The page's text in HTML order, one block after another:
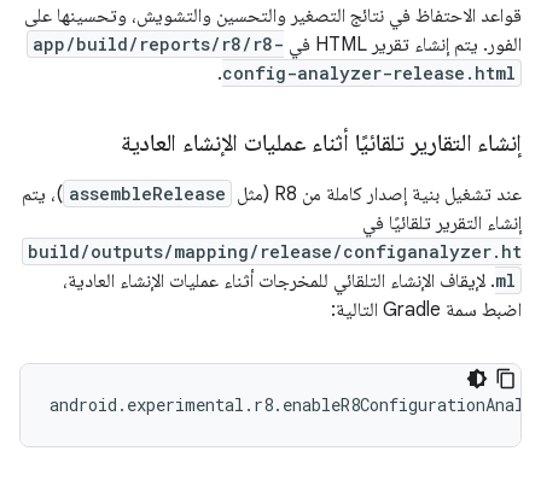
قواعد الاحتفاظ في نتائج التصغير والتحسين والتشويش، وتحسينها على
الفور. يتم إنشاء تقرير HTML في
app/build/reports/r8/r8-
config-analyzer-release.html
.
إنشاء التقارير تلقائيًا أثناء عمليات الإنشاء العادية
عند تشغيل بنية إصدار كاملة من R8 (مثل assembleRelease )، يتم
إنشاء التقرير تلقائيًا في
build/outputs/mapping/release/configanalyzer.ht
ml. لإيقاف الإنشاء التلقائي للمخرجات أثناء عمليات الإنشاء العادية،
اضبط سمة Gradle التالية: